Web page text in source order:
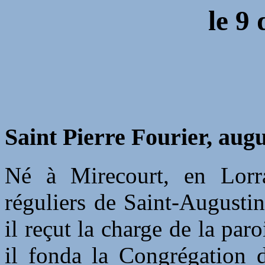
le 9
Saint Pierre Fourier,
Né à Mirecourt, en
réguliers de Saint-
il reçut la charge de la
il fonda la Congrégation